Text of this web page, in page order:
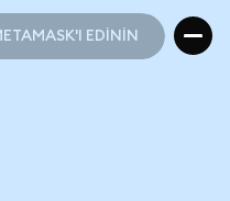
EDİNİN